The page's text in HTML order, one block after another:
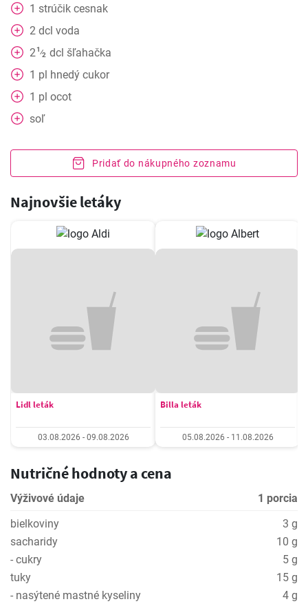
1 strúčik cesnak
2 dcl voda
21⁄2 dcl šľahačka
1 pl hnedý cukor
1 pl ocot
soľ
Pridať do nákupného zoznamu
Najnovšie letáky
Lidl leták
03.08.2026 - 09.08.2026
Billa leták
05.08.2026 - 11.08.2026
Nutričné hodnoty a cena
Výživové údaje
1 porcia
bielkoviny
3 g
sacharidy
10 g
- cukry
5 g
tuky
15 g
- nasýtené mastné kyseliny
4 g